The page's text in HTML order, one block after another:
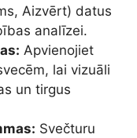
Aizvērt) datus
analīzei.
Apvienojiet
lai vizuāli
un tirgus
Svečturu